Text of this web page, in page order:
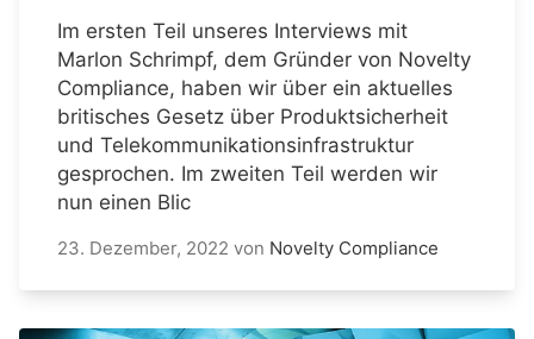
Im ersten Teil unseres Interviews mit
Marlon Schrimpf, dem Gründer von Novelty
Compliance, haben wir über ein aktuelles
britisches Gesetz über Produktsicherheit
und Telekommunikationsinfrastruktur
gesprochen. Im zweiten Teil werden wir
nun einen Blic
23. Dezember, 2022 von Novelty Compliance